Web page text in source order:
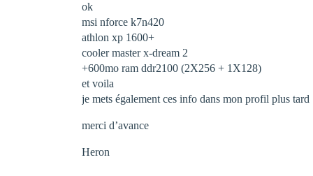
ok
msi nforce k7n420
athlon xp 1600+
cooler master x-dream 2
+600mo ram ddr2100 (2X256 + 1X128)
et voila
je mets également ces info dans mon profil plus tard
merci d’avance
Heron